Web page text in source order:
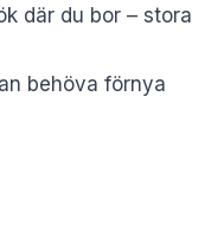
där du bor – stora
behöva förnya